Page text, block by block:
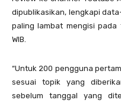
dipublikasikan, lengkapi
paling lambat mengisi pada
WIB.
“Untuk 200 pengguna
sesuai topik yang
sebelum tanggal yang